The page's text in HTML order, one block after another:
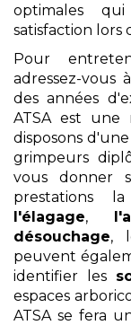
optimales
satisfaction lors
Pour
adressez-vous
des années
ATSA est une
disposons
grimpeurs
vous donner
prestations
l'élagage,
désouchage,
peuvent
identifier les
espaces
ATSA se fera